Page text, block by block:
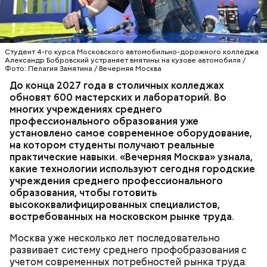
Студент 4-го курса Московского автомобильно-дорожного колледжа
Александр Бобровский устраняет вмятины на кузове автомобиля /
Фото: Пелагия Замятина / Вечерняя Москва
До конца 2027 года в столичных колледжах
обновят 600 мастерских и лабораторий. Во
многих учреждениях среднего
профессионального образования уже
установлено самое современное оборудование,
на котором студенты получают реальные
практические навыки. «Вечерняя Москва» узнала,
какие технологии используют сегодня городские
учреждения среднего профессионального
образования, чтобы готовить
высококвалифицированных специалистов,
востребованных на московском рынке труда.
Москва уже несколько лет последовательно
развивает систему среднего профобразования с
учетом современных потребностей рынка труда.
— С учетом их запросов обновлены все
образовательные программы, а практика теперь
занимает не менее 70 процентов учебного
времени, — рассказала она. — Чтобы повысить
качество обучения, мы переоснастили полторы
тысячи мастерских и лабораторий. Ирина Швец
сообщила, что к 2031 году планируется полностью
обновить инфраструктуру городских колледжей, в
том числе — построить семь новых, где будут
обучаться более 60 тысяч студентов.
производственной практики. А 95 процентов
выпускников успешно трудоустраиваются, —
заявила она.
ОБРАЗОВАНИЕ МОСКВА КОЛЛЕДЖИ
Мария добавила, что здесь она увидела:
киношники работают многозадачно, что отлично
подошло бы ей по складу ума и характера.